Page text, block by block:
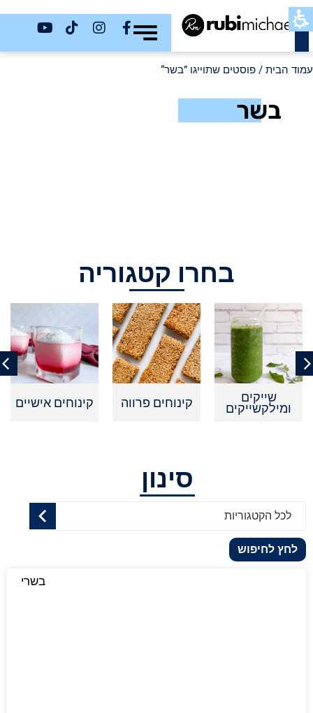
כשר
עמוד הבית / פוסטים שתוייגו ”בשר“
בשר
בחרו קטגוריה
שייקים
ומילקשייקים קינוחים פרווה קינוחים אישיים
סינון
לכל הקטגוריות
לחץ לחיפוש
בשרי